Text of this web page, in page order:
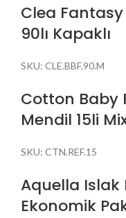
Clea
90lı Kapaklı
SKU: CLE.BBF.90.M
Cotton Baby
Mendil 15li
SKU: CTN.REF.15
Aquella Islak
Ekonomik